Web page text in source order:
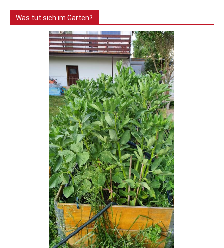
Was tut sich im Garten?